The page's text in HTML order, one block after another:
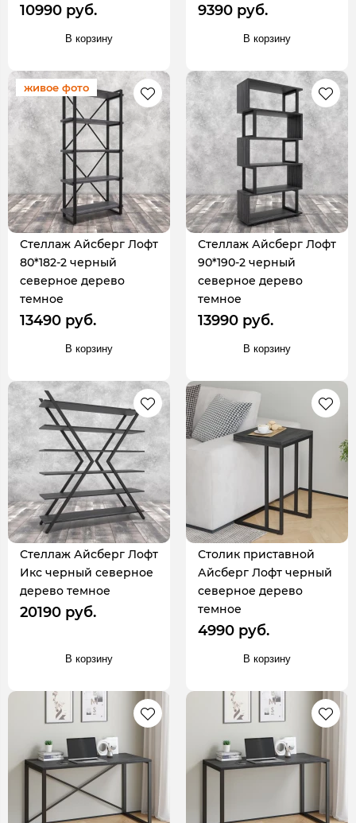
10990 руб.
В корзину
9390 руб.
В корзину
живое фото
Стеллаж Айсберг Лофт
80*182-2 черный
северное дерево
темное
13490 руб.
В корзину
Стеллаж Айсберг Лофт
90*190-2 черный
северное дерево
темное
13990 руб.
В корзину
Стеллаж Айсберг Лофт
Икс черный северное
дерево темное
20190 руб.
В корзину
Столик приставной
Айсберг Лофт черный
северное дерево
темное
4990 руб.
В корзину